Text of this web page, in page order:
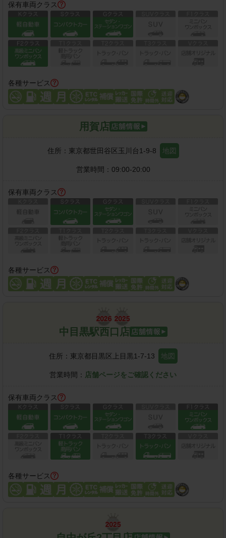
保有車両クラス
各種サービス
用賀店
住所： 東京都世田谷区玉川台1-9-8 地図
営業時間： 09:00-20:00
保有車両クラス
各種サービス
中目黒駅西口店
住所： 東京都目黒区上目黒1-7-13 地図
営業時間： 店舗ページをご確認ください
保有車両クラス
各種サービス